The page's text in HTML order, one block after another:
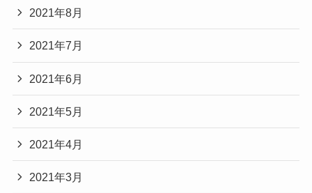
2021年8月
2021年7月
2021年6月
2021年5月
2021年4月
2021年3月